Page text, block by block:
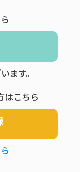
ます。
はこちら